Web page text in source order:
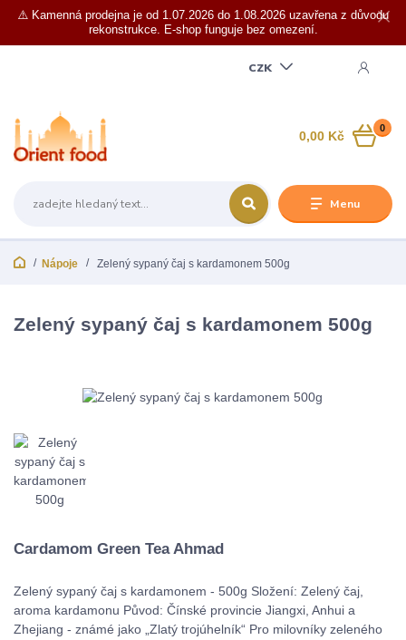
⚠️ Kamenná prodejna je od 1.07.2026 do 1.08.2026 uzavřena z důvodu
rekonstrukce. E-shop funguje bez omezení.
Menu
CZK
0
0,00 Kč
Nápoje Zelený sypaný čaj s kardamonem 500g
Zelený sypaný čaj s kardamonem 500g
Cardamom Green Tea Ahmad
Zelený sypaný čaj s kardamonem - 500g Složení: Zelený čaj,
aroma kardamonu Původ: Čínské provincie Jiangxi, Anhui a
Zhejiang - známé jako „Zlatý trojúhelník“ Pro milovníky zeleného